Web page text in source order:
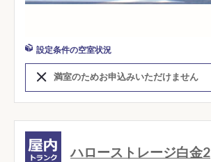
設定条件の空室状況
満室のためお申込みいただけません
ハローストレージ白金2